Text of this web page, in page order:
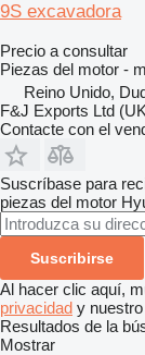
9S excavadora
Precio a consultar
Piezas del motor -
Reino Unido,
F&J Exports Ltd
Contacte con el
Suscríbase para
piezas del motor
Suscribirse
Al hacer clic aquí,
privacidad y nuestro
Resultados de la
Mostrar